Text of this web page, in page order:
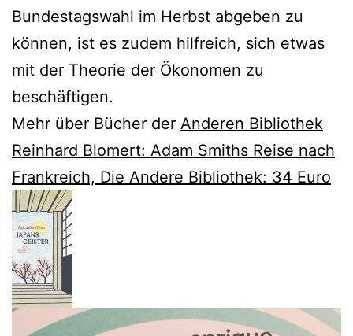
Bundestagswahl im Herbst abgeben zu
können, ist es zudem hilfreich, sich etwas
mit der Theorie der Ökonomen zu
beschäftigen.
Mehr über Bücher der Anderen Bibliothek
Reinhard Blomert: Adam Smiths Reise nach
Frankreich, Die Andere Bibliothek: 34 Euro